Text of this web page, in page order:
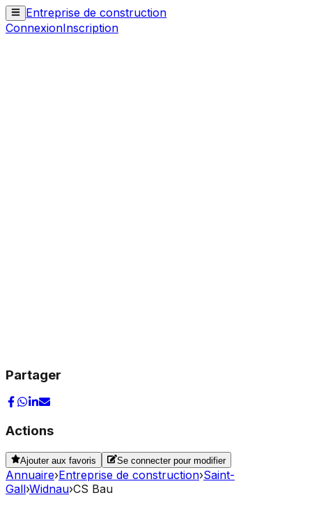
Entreprise de construction
ConnexionInscription
Partager
Actions
Ajouter aux favoris Se connecter pour modifier
Annuaire›Entreprise de construction›Saint-
Gall›Widnau›CS Bau